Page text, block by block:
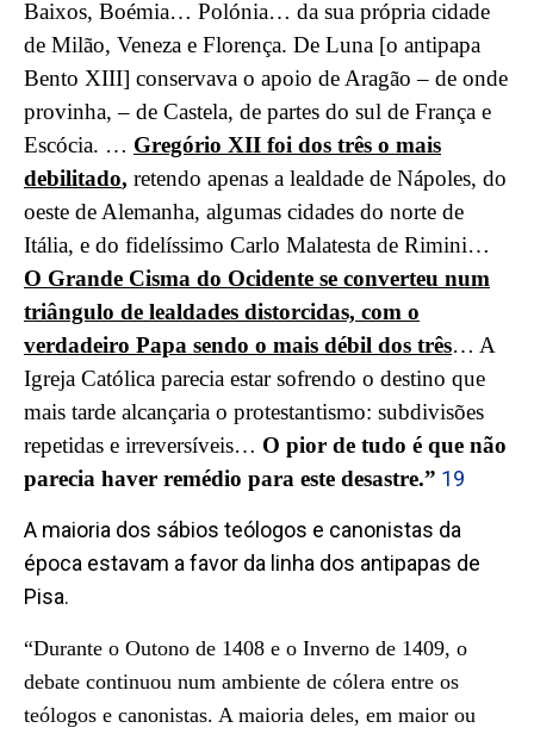
Baixos, Boémia… Polónia… da sua própria cidade
de Milão, Veneza e Florença. De Luna [o antipapa
Bento XIII] conservava o apoio de Aragão – de onde
provinha, – de Castela, de partes do sul de França e
Escócia. … Gregório XII foi dos três o mais
debilitado, retendo apenas a lealdade de Nápoles, do
oeste de Alemanha, algumas cidades do norte de
Itália, e do fidelíssimo Carlo Malatesta de Rimini…
O Grande Cisma do Ocidente se converteu num
triângulo de lealdades distorcidas, com o
verdadeiro Papa sendo o mais débil dos três… A
Igreja Católica parecia estar sofrendo o destino que
mais tarde alcançaria o protestantismo: subdivisões
repetidas e irreversíveis… O pior de tudo é que não
parecia haver remédio para este desastre.” 19
A maioria dos sábios teólogos e canonistas da
época estavam a favor da linha dos antipapas de
Pisa.
“Durante o Outono de 1408 e o Inverno de 1409, o
debate continuou num ambiente de cólera entre os
teólogos e canonistas. A maioria deles, em maior ou